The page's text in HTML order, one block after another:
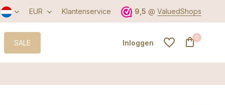
EUR Klantenservice 9,5 @ ValuedShops
SALE Inloggen
0